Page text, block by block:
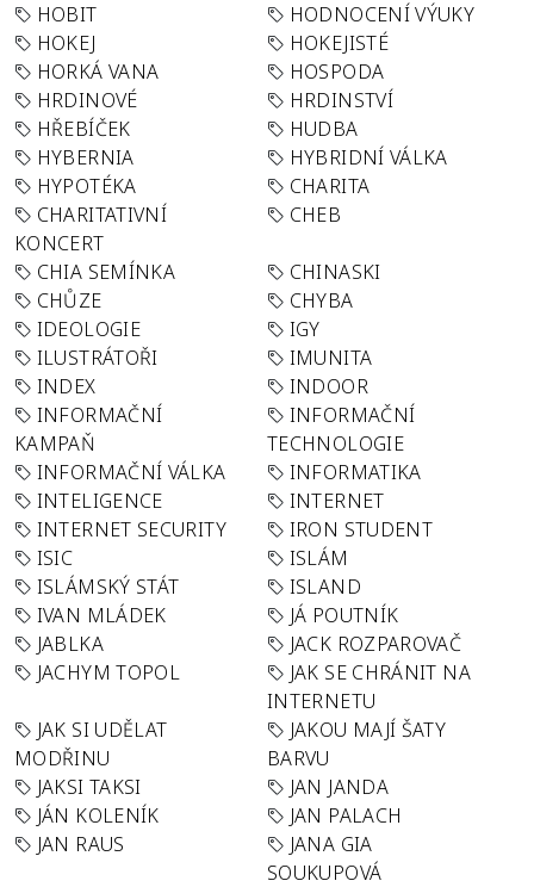
HOBIT
HODNOCENÍ VÝUKY
HOKEJ
HOKEJISTÉ
HORKÁ VANA
HOSPODA
HRDINOVÉ
HRDINSTVÍ
HŘEBÍČEK
HUDBA
HYBERNIA
HYBRIDNÍ VÁLKA
HYPOTÉKA
CHARITA
CHARITATIVNÍ
KONCERT
CHEB
CHIA SEMÍNKA
CHINASKI
CHŮZE
CHYBA
IDEOLOGIE
IGY
ILUSTRÁTOŘI
IMUNITA
INDEX
INDOOR
INFORMAČNÍ
KAMPAŇ
INFORMAČNÍ
TECHNOLOGIE
INFORMAČNÍ VÁLKA
INFORMATIKA
INTELIGENCE
INTERNET
INTERNET SECURITY
IRON STUDENT
ISIC
ISLÁM
ISLÁMSKÝ STÁT
ISLAND
IVAN MLÁDEK
JÁ POUTNÍK
JABLKA
JACK ROZPAROVAČ
JACHYM TOPOL
JAK SE CHRÁNIT NA
INTERNETU
JAK SI UDĚLAT
MODŘINU
JAKOU MAJÍ ŠATY
BARVU
JAKSI TAKSI
JAN JANDA
JÁN KOLENÍK
JAN PALACH
JAN RAUS
JANA GIA
SOUKUPOVÁ